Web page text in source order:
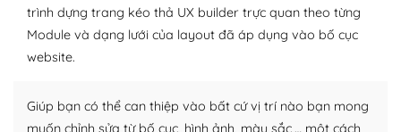
– Đa dạng plugin và themes
Plugin mở rộng là thành phần cài đặt thêm vào
trình dựng trang kéo thả UX builder trực quan theo từng
Module và dạng lưới của layout đã áp dụng vào bố cục
website.
Giúp bạn có thể can thiệp vào bất cứ vị trí nào bạn mong
muốn chỉnh sửa từ bố cục, hình ảnh, màu sắc,… một cách